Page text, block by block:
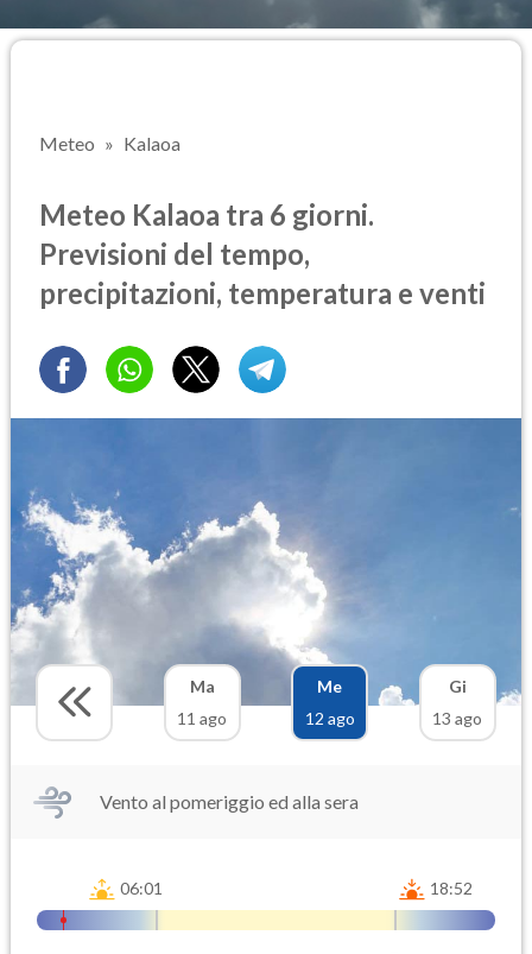
Meteo Kalaoa
Meteo Kalaoa tra 6 giorni.
Previsioni del tempo,
precipitazioni, temperatura e venti
Ma
11 ago
Me
12 ago
Gi
13 ago
Vento al pomeriggio ed alla sera
06:01 18:52